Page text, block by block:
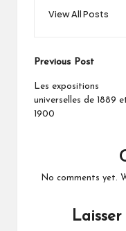
View All Posts
Post
navigation
Previous Post
Les expositions
universelles de 1889
1900
No comments yet.